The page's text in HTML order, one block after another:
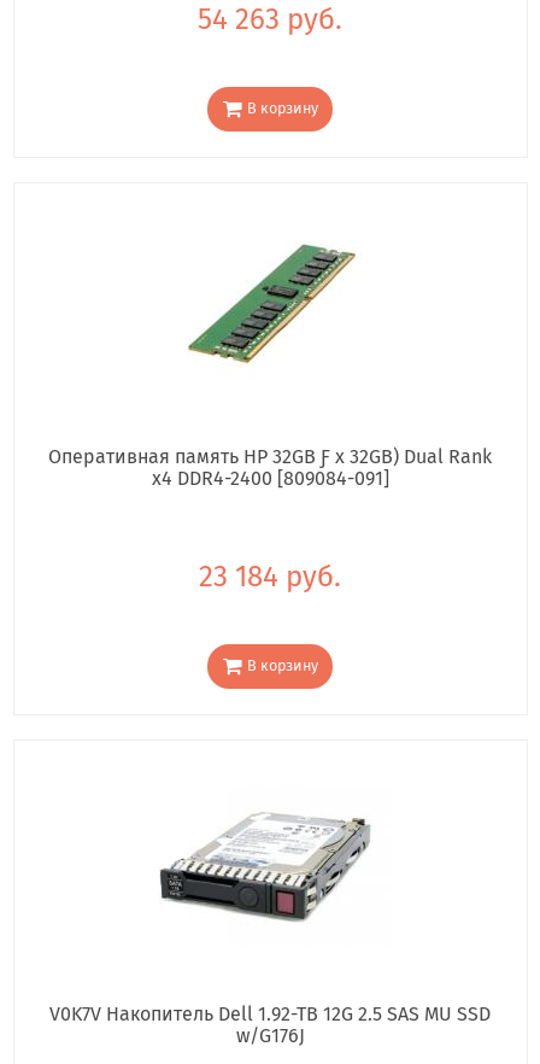
54 263 руб.
В корзину
Оперативная память HP 32GB Ƒ x 32GB) Dual Rank
x4 DDR4-2400 [809084-091]
23 184 руб.
В корзину
V0K7V Накопитель Dell 1.92-TB 12G 2.5 SAS MU SSD
w/G176J